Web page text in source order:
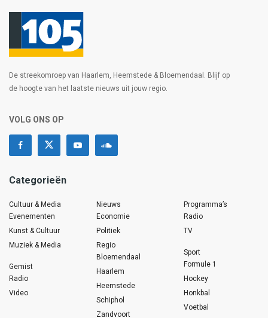
De streekomroep van Haarlem, Heemstede & Bloemendaal. Blijf op
de hoogte van het laatste nieuws uit jouw regio.
VOLG ONS OP
Categorieën
Cultuur & Media
Evenementen
Kunst & Cultuur
Muziek & Media
Gemist
Radio
Video
Nieuws
Economie
Politiek
Regio
Bloemendaal
Haarlem
Heemstede
Schiphol
Zandvoort
Programma’s
Radio
TV
Sport
Formule 1
Hockey
Honkbal
Voetbal